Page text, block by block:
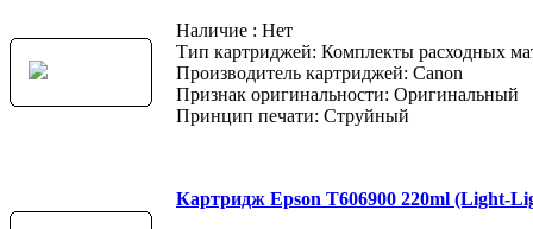
Наличие : Нет
Тип картриджей: Комплекты расходных
Производитель картриджей: Canon
Признак оригинальности: Оригинальный
Принцип печати: Струйный
Картридж Epson T606900 220ml (Light-